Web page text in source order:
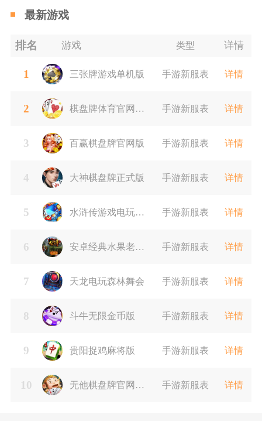
最新游戏
排名 游戏 类型 详情
1 三张牌游戏单机版 手游新服表 详情
2 棋盘牌体育官网版
最新
手游新服表 详情
3 百赢棋盘牌官网版 手游新服表 详情
4 大神棋盘牌正式版 手游新服表 详情
5 水浒传游戏电玩苹
果版
手游新服表 详情
6 安卓经典水果老虎
机单机版免费
手游新服表 详情
7 天龙电玩森林舞会 手游新服表 详情
8 斗牛无限金币版 手游新服表 详情
9 贵阳捉鸡麻将版 手游新服表 详情
10 无他棋盘牌官网版 手游新服表 详情